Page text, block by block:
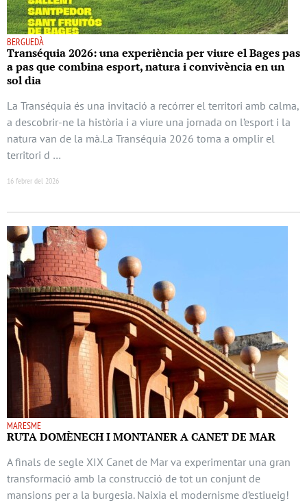
BERGUEDÀ
Transéquia 2026: una experiència per viure el Bages pas
a pas que combina esport, natura i convivència en un
sol dia
La Transéquia és una invitació a recórrer el territori amb calma,
a descobrir-ne la història i a viure una jornada on l’esport i la
natura van de la mà.La Transéquia 2026 torna a omplir el
territori d …
16 febrer del 2026
MARESME
RUTA DOMÈNECH I MONTANER A CANET DE MAR
A finals de segle XIX Canet de Mar va experimentar una gran
transformació amb la construcció de tot un conjunt de
mansions per a la burgesia. Naixia el modernisme d’estiueig!